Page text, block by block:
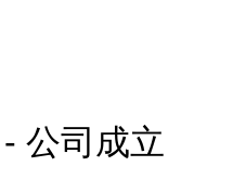
公司成立